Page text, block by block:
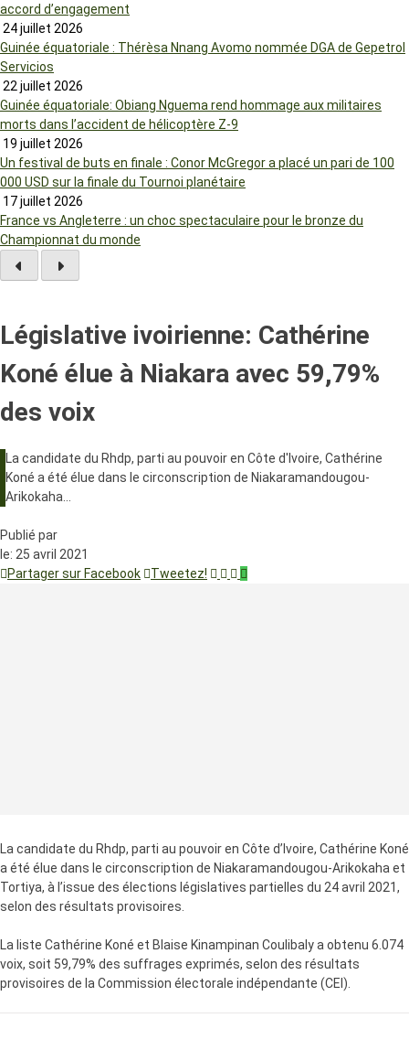
accord d’engagement
24 juillet 2026
Guinée équatoriale : Thérèsa Nnang Avomo nommée DGA de Gepetrol
Servicios
22 juillet 2026
Guinée équatoriale: Obiang Nguema rend hommage aux militaires
morts dans l’accident de hélicoptère Z-9
19 juillet 2026
Un festival de buts en finale : Conor McGregor a placé un pari de 100
000 USD sur la finale du Tournoi planétaire
17 juillet 2026
France vs Angleterre : un choc spectaculaire pour le bronze du
Championnat du monde
Législative ivoirienne: Cathérine
Koné élue à Niakara avec 59,79%
des voix
La candidate du Rhdp, parti au pouvoir en Côte d'Ivoire, Cathérine
Koné a été élue dans le circonscription de Niakaramandougou-
Arikokaha…
Publié par
le: 25 avril 2021
Partager sur Facebook
Tweetez!
La candidate du Rhdp, parti au pouvoir en Côte d’Ivoire, Cathérine Koné
a été élue dans le circonscription de Niakaramandougou-Arikokaha et
Tortiya, à l’issue des élections législatives partielles du 24 avril 2021,
selon des résultats provisoires.
La liste Cathérine Koné et Blaise Kinampinan Coulibaly a obtenu 6.074
voix, soit 59,79% des suffrages exprimés, selon des résultats
provisoires de la Commission électorale indépendante (CEI).